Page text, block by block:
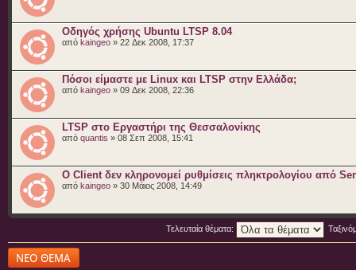
Οδηγός χρήσης Ubuntu LTSP 8.04
από kaingeo » 22 Δεκ 2008, 17:37
Πόσοι είμαστε με Linux και LTSP στην Ελλάδα;
από kaingeo » 09 Δεκ 2008, 22:36
LTSP στο Εργαστήρι της Θεσσαλονίκης
από quantis » 08 Σεπ 2008, 15:41
O Client δεν κληρονομεί ρυθμίσεις πληκτρολογίου από
από kaingeo » 30 Μάιος 2008, 14:49
Τελευταία θέματα:
Δημιουργία νέου
θέματος